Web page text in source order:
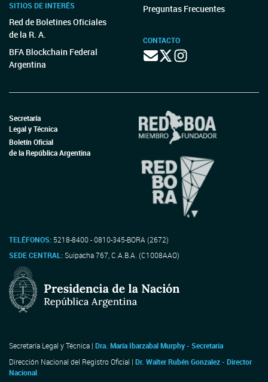
SITIOS DE INTERÉS
Red de Boletines Oficiales
de la R. A.
BFA Blockchain Federal
Argentina
Preguntas Frecuentes
CONTACTO
Secretaría
Legal y Técnica
Boletín Oficial
de la República Argentina
TELÉFONOS: 5218-8400 - 0810-345-BORA (2672)
SEDE CENTRAL:Suipacha 767, C.A.B.A. (C1008AAO)
Secretaría Legal y Técnica | Dra. María Ibarzabal Murphy - Secretaria
Dirección Nacional del Registro Oficial | Dr. Walter Rubén Gonzalez - Director
Nacional